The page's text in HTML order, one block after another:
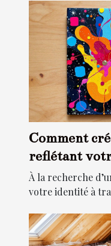
Comment
reflétant
À la recherche
votre identité à